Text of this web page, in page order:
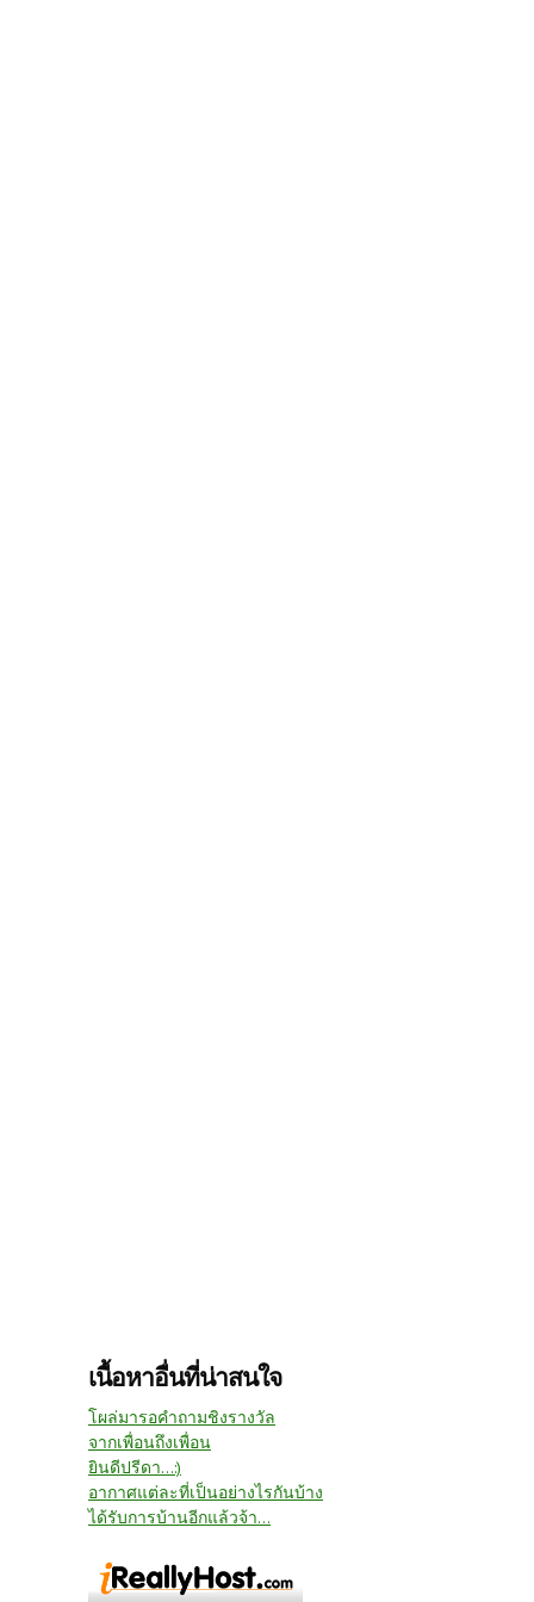
เนื้อหาอื่นที่น่าสนใจ
โผล่มารอคำถามชิงรางวัล
จากเพื่อนถึงเพื่อน
ยินดีปรีดา...:)
อากาศแต่ละที่เป็นอย่างไรกันบ้าง
ได้รับการบ้านอีกแล้วจ้า...